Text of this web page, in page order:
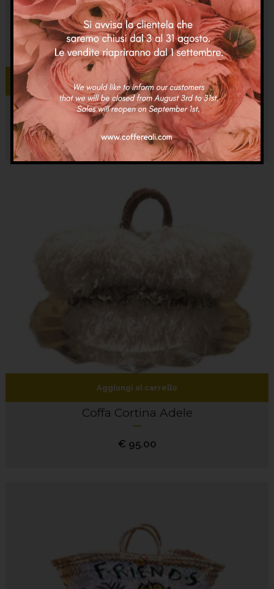
Aggiungi al carrello
Coffa Cartoon Amici
€160.00
Aggiungi al carrello
Coffa Cortina Adele
€ 95.00